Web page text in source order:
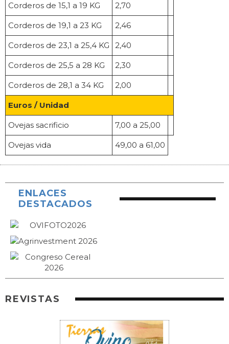
Corderos de 15,1 a 19 KG 2,70
Corderos de 19,1 a 23 KG 2,46
Corderos de 23,1 a 25,4 KG 2,40
Corderos de 25,5 a 28 KG 2,30
Corderos de 28,1 a 34 KG 2,00
Euros / Unidad
Ovejas sacrificio 7,00 a 25,00
Ovejas vida 49,00 a 61,00
ENLACES
DESTACADOS
REVISTAS